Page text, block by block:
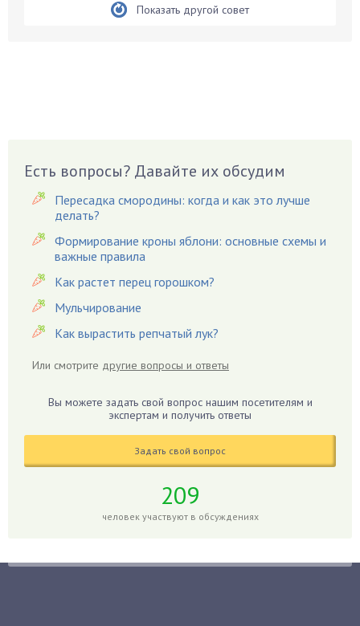
Вешенки
Виноград
Вредители
Гардения
Гацания
Гвоздики
Георгины
Гиацинт
Гладиолусы
Гранат
Показать другой совет
Есть вопросы? Давайте их обсудим
Пересадка смородины: когда и как это лучше
делать?
Формирование кроны яблони: основные схемы и
важные правила
Как растет перец горошком?
Мульчирование
Как вырастить репчатый лук?
Или смотрите другие вопросы и ответы
Вы можете задать свой вопрос нашим посетителям и
экспертам и получить ответы
Задать свой вопрос
209
человек участвуют в обсуждениях